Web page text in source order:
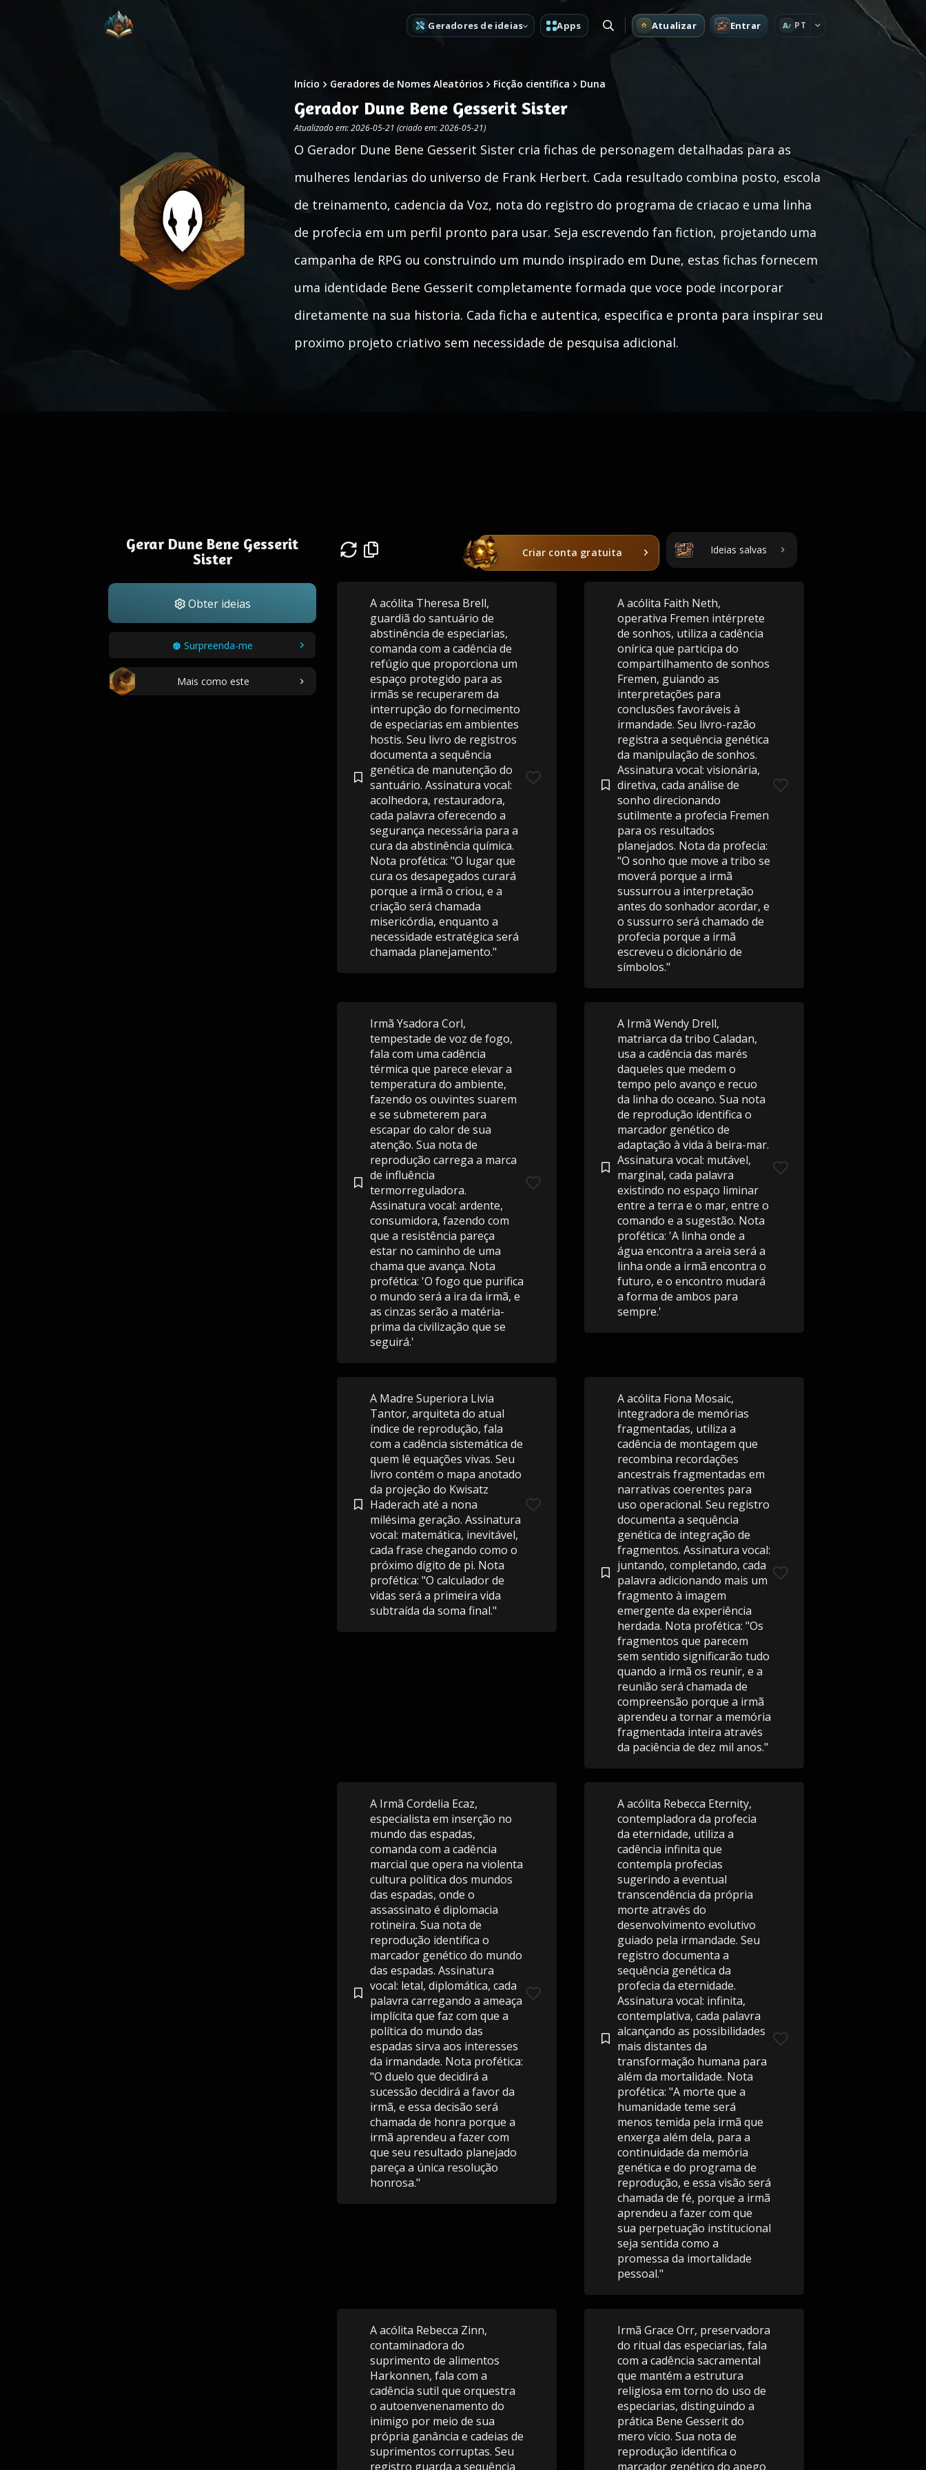
Geradores de ideias Apps Atualizar Entrar A PT
Início Geradores de Nomes Aleatórios Ficção científica Duna
Gerador Dune Bene Gesserit Sister
Atualizado em: 2026-05-21 (criado em: 2026-05-21)
O Gerador Dune Bene Gesserit Sister cria fichas de personagem detalhadas para as
mulheres lendarias do universo de Frank Herbert. Cada resultado combina posto, escola
de treinamento, cadencia da Voz, nota do registro do programa de criacao e uma linha
de profecia em um perfil pronto para usar. Seja escrevendo fan fiction, projetando uma
campanha de RPG ou construindo um mundo inspirado em Dune, estas fichas fornecem
uma identidade Bene Gesserit completamente formada que voce pode incorporar
diretamente na sua historia. Cada ficha e autentica, especifica e pronta para inspirar seu
proximo projeto criativo sem necessidade de pesquisa adicional.
Gerar Dune Bene Gesserit
Sister
Obter ideias
Surpreenda-me
Mais como este
Criar conta gratuita Ideias salvas
A acólita Theresa Brell,
guardiã do santuário de
abstinência de especiarias,
comanda com a cadência de
refúgio que proporciona um
espaço protegido para as
irmãs se recuperarem da
interrupção do fornecimento
de especiarias em ambientes
hostis. Seu livro de registros
documenta a sequência
genética de manutenção do
santuário. Assinatura vocal:
acolhedora, restauradora,
cada palavra oferecendo a
segurança necessária para a
cura da abstinência química.
Nota profética: "O lugar que
cura os desapegados curará
porque a irmã o criou, e a
criação será chamada
misericórdia, enquanto a
necessidade estratégica será
chamada planejamento."
A acólita Faith Neth,
operativa Fremen intérprete
de sonhos, utiliza a cadência
onírica que participa do
compartilhamento de sonhos
Fremen, guiando as
interpretações para
conclusões favoráveis ​​à
irmandade. Seu livro-razão
registra a sequência genética
da manipulação de sonhos.
Assinatura vocal: visionária,
diretiva, cada análise de
sonho direcionando
sutilmente a profecia Fremen
para os resultados
planejados. Nota da profecia:
"O sonho que move a tribo se
moverá porque a irmã
sussurrou a interpretação
antes do sonhador acordar, e
o sussurro será chamado de
profecia porque a irmã
escreveu o dicionário de
símbolos."
Irmã Ysadora Corl,
tempestade de voz de fogo,
fala com uma cadência
térmica que parece elevar a
temperatura do ambiente,
fazendo os ouvintes suarem
e se submeterem para
escapar do calor de sua
atenção. Sua nota de
reprodução carrega a marca
de influência
termorreguladora.
Assinatura vocal: ardente,
consumidora, fazendo com
que a resistência pareça
estar no caminho de uma
chama que avança. Nota
profética: 'O fogo que purifica
o mundo será a ira da irmã, e
as cinzas serão a matéria-
prima da civilização que se
seguirá.'
A Irmã Wendy Drell,
matriarca da tribo Caladan,
usa a cadência das marés
daqueles que medem o
tempo pelo avanço e recuo
da linha do oceano. Sua nota
de reprodução identifica o
marcador genético de
adaptação à vida à beira-mar.
Assinatura vocal: mutável,
marginal, cada palavra
existindo no espaço liminar
entre a terra e o mar, entre o
comando e a sugestão. Nota
profética: 'A linha onde a
água encontra a areia será a
linha onde a irmã encontra o
futuro, e o encontro mudará
a forma de ambos para
sempre.'
A Madre Superiora Livia
Tantor, arquiteta do atual
índice de reprodução, fala
com a cadência sistemática de
quem lê equações vivas. Seu
livro contém o mapa anotado
da projeção do Kwisatz
Haderach até a nona
milésima geração. Assinatura
vocal: matemática, inevitável,
cada frase chegando como o
próximo dígito de pi. Nota
profética: "O calculador de
vidas será a primeira vida
subtraída da soma final."
A acólita Fiona Mosaic,
integradora de memórias
fragmentadas, utiliza a
cadência de montagem que
recombina recordações
ancestrais fragmentadas em
narrativas coerentes para
uso operacional. Seu registro
documenta a sequência
genética de integração de
fragmentos. Assinatura vocal:
juntando, completando, cada
palavra adicionando mais um
fragmento à imagem
emergente da experiência
herdada. Nota profética: "Os
fragmentos que parecem
sem sentido significarão tudo
quando a irmã os reunir, e a
reunião será chamada de
compreensão porque a irmã
aprendeu a tornar a memória
fragmentada inteira através
da paciência de dez mil anos."
A Irmã Cordelia Ecaz,
especialista em inserção no
mundo das espadas,
comanda com a cadência
marcial que opera na violenta
cultura política dos mundos
das espadas, onde o
assassinato é diplomacia
rotineira. Sua nota de
reprodução identifica o
marcador genético do mundo
das espadas. Assinatura
vocal: letal, diplomática, cada
palavra carregando a ameaça
implícita que faz com que a
política do mundo das
espadas sirva aos interesses
da irmandade. Nota profética:
"O duelo que decidirá a
sucessão decidirá a favor da
irmã, e essa decisão será
chamada de honra porque a
irmã aprendeu a fazer com
que seu resultado planejado
pareça a única resolução
honrosa."
A acólita Rebecca Eternity,
contempladora da profecia
da eternidade, utiliza a
cadência infinita que
contempla profecias
sugerindo a eventual
transcendência da própria
morte através do
desenvolvimento evolutivo
guiado pela irmandade. Seu
registro documenta a
sequência genética da
profecia da eternidade.
Assinatura vocal: infinita,
contemplativa, cada palavra
alcançando as possibilidades
mais distantes da
transformação humana para
além da mortalidade. Nota
profética: "A morte que a
humanidade teme será
menos temida pela irmã que
enxerga além dela, para a
continuidade da memória
genética e do programa de
reprodução, e essa visão será
chamada de fé, porque a irmã
aprendeu a fazer com que
sua perpetuação institucional
seja sentida como a
promessa da imortalidade
pessoal."
A acólita Rebecca Zinn,
contaminadora do
suprimento de alimentos
Harkonnen, fala com a
cadência sutil que orquestra
o autoenvenenamento do
inimigo por meio de sua
própria ganância e cadeias de
suprimentos corruptas. Seu
registro guarda a sequência
Irmã Grace Orr, preservadora
do ritual das especiarias, fala
com a cadência sacramental
que mantém a estrutura
religiosa em torno do uso de
especiarias, distinguindo a
prática Bene Gesserit do
mero vício. Sua nota de
reprodução identifica o
marcador genético do apego